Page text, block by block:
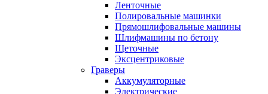
Ленточные
Полировальные машинки
Прямошлифовальные машины
Шлифмашины по бетону
Щеточные
Эксцентриковые
Граверы
Аккумуляторные
Электрические